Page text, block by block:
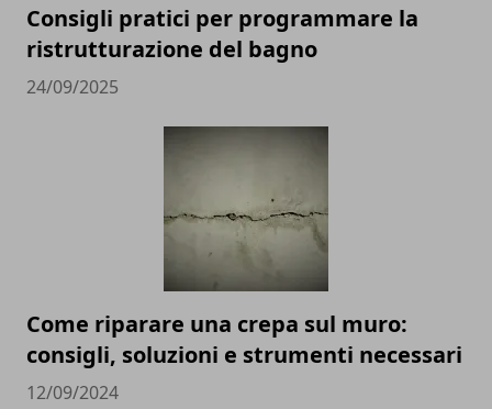
Consigli pratici per programmare la
ristrutturazione del bagno
24/09/2025
Come riparare una crepa sul muro:
consigli, soluzioni e strumenti necessari
12/09/2024